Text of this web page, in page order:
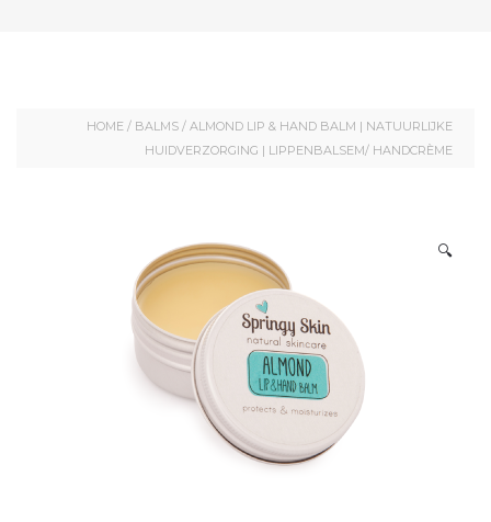
HOME / BALMS / ALMOND LIP & HAND BALM | NATUURLIJKE
HUIDVERZORGING | LIPPENBALSEM/ HANDCRÈME
🔍